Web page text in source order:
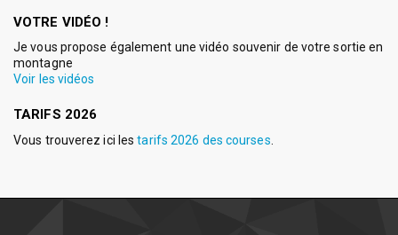
VOTRE VIDÉO !
Je vous propose également une vidéo souvenir de votre sortie en
montagne
Voir les vidéos
TARIFS 2026
Vous trouverez ici lestarifs 2026 des courses